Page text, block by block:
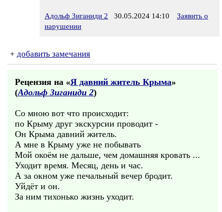
Адольф Зиганиди 2 30.05.2024 14:10
Заявить о
нарушении
+ добавить замечания
Рецензия на «Я давний житель Крыма»
(Адольф Зиганиди 2)
Со мною вот что происходит:
по Крыму друг экскурсии проводит -
Он Крыма давний житель.
А мне в Крыму уже не побывать
Мой окоём не дальше, чем домашняя кровать ...
Уходит время. Месяц, день и час.
А за окном уже печальный вечер бродит.
Уйдёт и он.
За ним тихонько жизнь уходит.